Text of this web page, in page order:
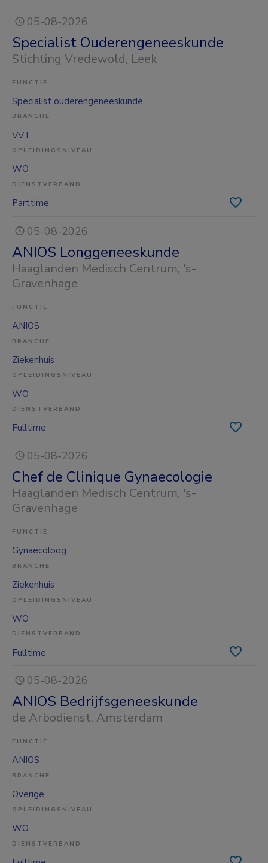
05-08-2026
Specialist Ouderengeneeskunde
Stichting Vredewold, Leek
FUNCTIE
Specialist ouderengeneeskunde
BRANCHE
VVT
OPLEIDINGSNIVEAU
WO
DIENSTVERBAND
Parttime
05-08-2026
ANIOS Longgeneeskunde
Haaglanden Medisch Centrum, 's-
Gravenhage
FUNCTIE
ANIOS
BRANCHE
Ziekenhuis
OPLEIDINGSNIVEAU
WO
DIENSTVERBAND
Fulltime
05-08-2026
Chef de Clinique Gynaecologie
Haaglanden Medisch Centrum, 's-
Gravenhage
FUNCTIE
Gynaecoloog
BRANCHE
Ziekenhuis
OPLEIDINGSNIVEAU
WO
DIENSTVERBAND
Fulltime
05-08-2026
ANIOS Bedrijfsgeneeskunde
de Arbodienst, Amsterdam
FUNCTIE
ANIOS
BRANCHE
Overige
OPLEIDINGSNIVEAU
WO
DIENSTVERBAND